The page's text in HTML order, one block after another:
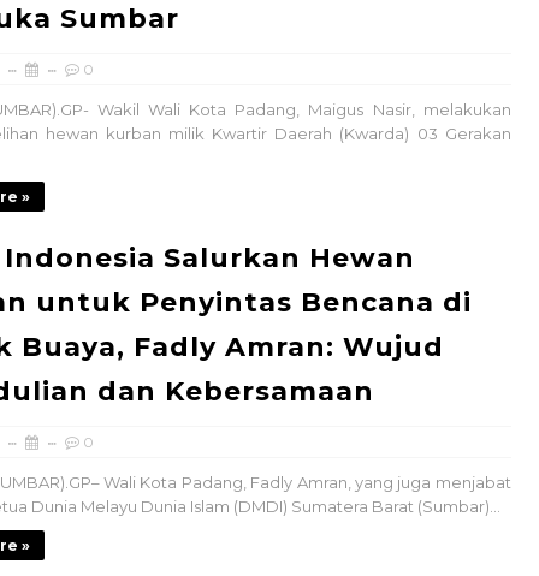
Sumbar
0
Wakil Wali Kota Padang, Maigus Nasir, melakukan
hewan kurban milik Kwartir Daerah (Kwarda) 03 Gerakan
»
Indonesia Salurkan Hewan
untuk Penyintas Bencana di
Buaya, Fadly Amran: Wujud
dan Kebersamaan
0
Wali Kota Padang, Fadly Amran, yang juga menjabat
Dunia Melayu Dunia Islam (DMDI) Sumatera Barat (Sumbar)...
»